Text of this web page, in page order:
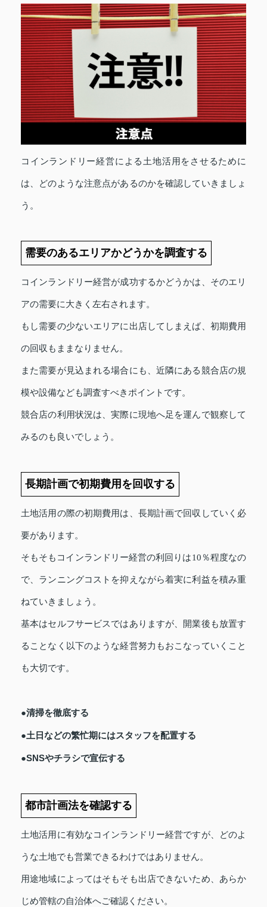
コインランドリー経営による土地活用をさせるために
は、どのような注意点があるのかを確認していきましょ
う。
需要のあるエリアかどうかを調査する
コインランドリー経営が成功するかどうかは、そのエリ
アの需要に大きく左右されます。
もし需要の少ないエリアに出店してしまえば、初期費用
の回収もままなりません。
また需要が見込まれる場合にも、近隣にある競合店の規
模や設備なども調査すべきポイントです。
競合店の利用状況は、実際に現地へ足を運んで観察して
みるのも良いでしょう。
長期計画で初期費用を回収する
土地活用の際の初期費用は、長期計画で回収していく必
要があります。
そもそもコインランドリー経営の利回りは10％程度なの
で、ランニングコストを抑えながら着実に利益を積み重
ねていきましょう。
基本はセルフサービスではありますが、開業後も放置す
ることなく以下のような経営努力もおこなっていくこと
も大切です。
●清掃を徹底する
●土日などの繁忙期にはスタッフを配置する
●SNSやチラシで宣伝する
都市計画法を確認する
土地活用に有効なコインランドリー経営ですが、どのよ
うな土地でも営業できるわけではありません。
用途地域によってはそもそも出店できないため、あらか
じめ管轄の自治体へご確認ください。